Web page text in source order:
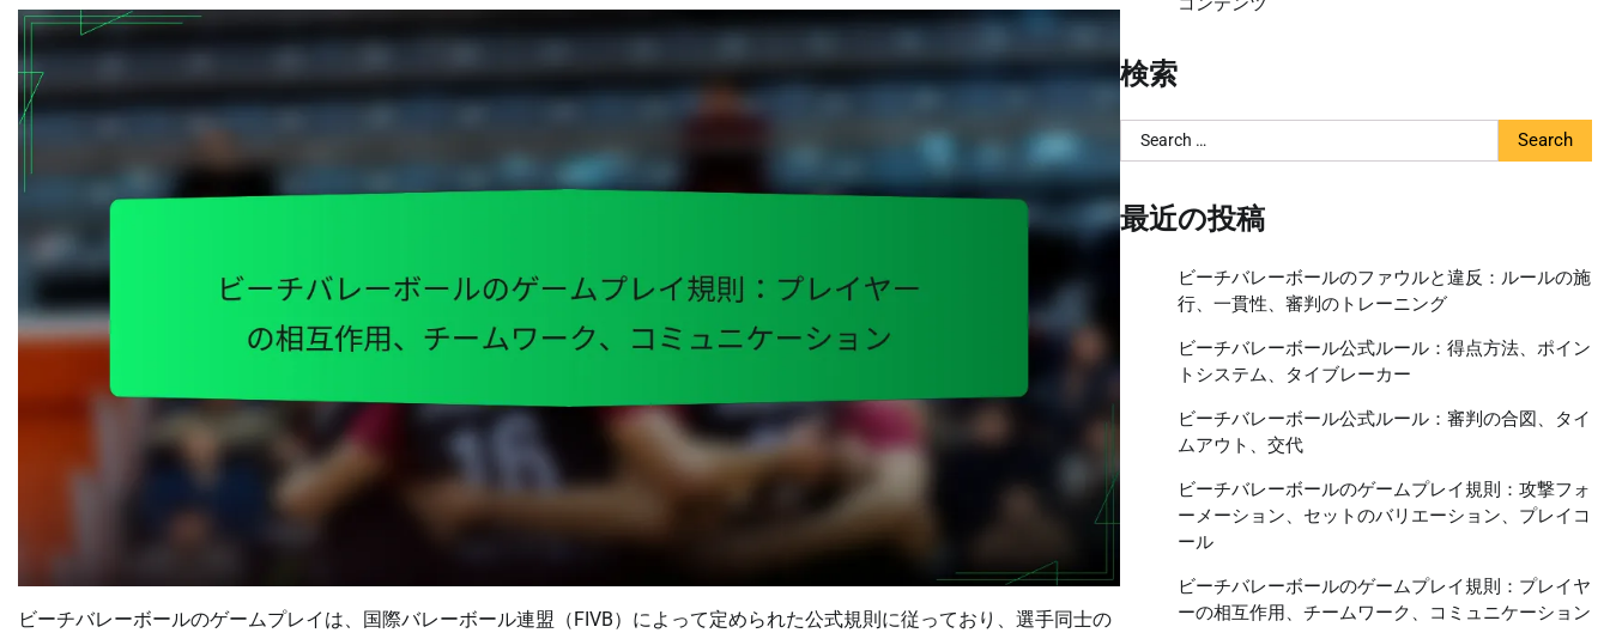
ビーチバレーボールのゲームプレイは、国際バレーボール連盟（FIVB）によって定められた公式規則に従っており、選手同士の
検索
Search
for:
最近の投稿
ビーチバレーボールのファウルと違反：ルールの施
行、一貫性、審判のトレーニング
ビーチバレーボール公式ルール：得点方法、ポイン
トシステム、タイブレーカー
ビーチバレーボール公式ルール：審判の合図、タイ
ムアウト、交代
ビーチバレーボールのゲームプレイ規則：攻撃フォ
ーメーション、セットのバリエーション、プレイコ
ール
ビーチバレーボールのゲームプレイ規則：プレイヤ
ーの相互作用、チームワーク、コミュニケーション